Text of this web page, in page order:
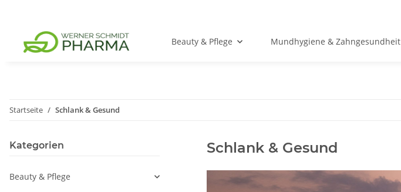
Beauty & Pflege Mundhygiene & Zahngesundheit
Startseite Schlank & Gesund
Schlank & Gesund
Kategorien
Beauty & Pflege